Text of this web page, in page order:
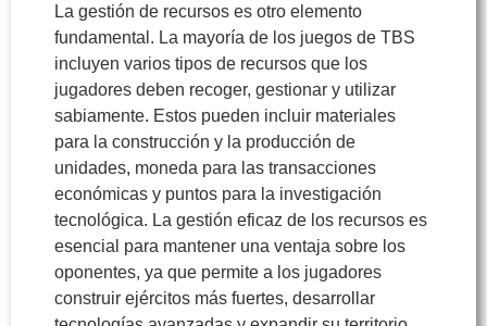
La gestión de recursos es otro elemento
fundamental. La mayoría de los juegos de TBS
incluyen varios tipos de recursos que los
jugadores deben recoger, gestionar y utilizar
sabiamente. Estos pueden incluir materiales
para la construcción y la producción de
unidades, moneda para las transacciones
económicas y puntos para la investigación
tecnológica. La gestión eficaz de los recursos es
esencial para mantener una ventaja sobre los
oponentes, ya que permite a los jugadores
construir ejércitos más fuertes, desarrollar